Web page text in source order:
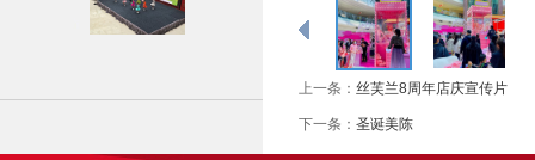
上一条： 丝芙兰8周年店庆宣传片
下一条： 圣诞美陈